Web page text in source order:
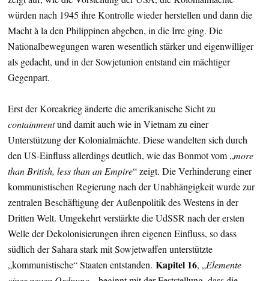
würden nach 1945 ihre Kontrolle wieder herstellen und dann die
Macht à la den Philippinen abgeben, in die Irre ging. Die
Nationalbewegungen waren wesentlich stärker und eigenwilliger
als gedacht, und in der Sowjetunion entstand ein mächtiger
Gegenpart.
Erst der Koreakrieg änderte die amerikanische Sicht zu
containmentund damit auch wie in Vietnam zu einer
Unterstützung der Kolonialmächte. Diese wandelten sich durch
den US-Einfluss allerdings deutlich, wie das Bonmot vom „more
than British, less than an Empire“ zeigt. Die Verhinderung einer
kommunistischen Regierung nach der Unabhängigkeit wurde zur
zentralen Beschäftigung der Außenpolitik des Westens in der
Dritten Welt. Umgekehrt verstärkte die UdSSR nach der ersten
Welle der Dekolonisierungen ihren eigenen Einfluss, so dass
südlich der Sahara stark mit Sowjetwaffen unterstützte
„kommunistische“ Staaten entstanden. Kapitel 16, „Elemente